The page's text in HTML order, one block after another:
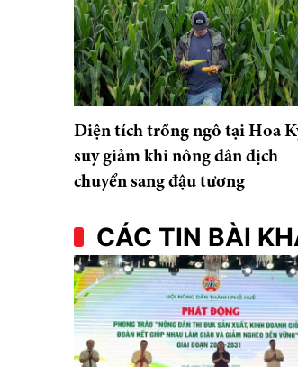
Diện tích trồng ngô tại Hoa
suy giảm khi nông dân dịch
chuyển sang đậu tương
CÁC TIN BÀI